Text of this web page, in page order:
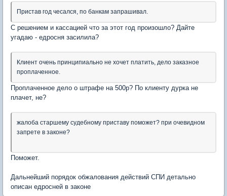
Пристав год чесался, по банкам запрашивал.
С решением и кассацией что за этот год произошло? Дайте
угадаю - едросня засилила?
Клиент очень принципиально не хочет платить, дело заказное
проплаченное.
Проплаченное дело о штрафе на 500р? По клиенту дурка не
плачет, не?
жалоба старшему судебному приставу поможет? при очевидном
запрете в законе?
Поможет.
Дальнейший порядок обжалования действий СПИ детально
описан едросней в законе